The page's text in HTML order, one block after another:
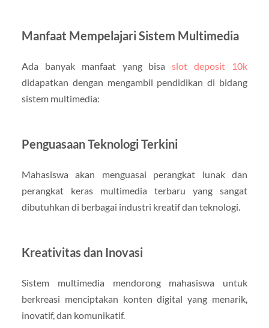
Manfaat Mempelajari Sistem Multimedia
Ada banyak manfaat yang bisaslot deposit 10k
didapatkan dengan mengambil pendidikan di bidang
sistem multimedia:
Penguasaan Teknologi Terkini
Mahasiswa akan menguasai perangkat lunak dan
perangkat keras multimedia terbaru yang sangat
dibutuhkan di berbagai industri kreatif dan teknologi.
Kreativitas dan Inovasi
Sistem multimedia mendorong mahasiswa untuk
berkreasi menciptakan konten digital yang menarik,
inovatif, dan komunikatif.